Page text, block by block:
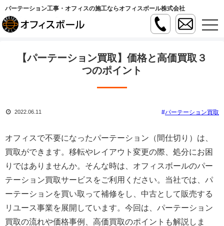
パーテーション工事・オフィスの施工ならオフィスボール株式会社
t
o
t
【パーテーション買取】価格と高価買取３
つのポイント
2022.06.11 パーテーション買取
オフィスで不要になったパーテーション（間仕切り）は、
買取ができます。移転やレイアウト変更の際、処分にお困
りではありませんか。そんな時は、オフィスボールのパー
テーション買取サービスをご利用ください。当社では、パ
ーテーションを買い取って補修をし、中古として販売する
リユース事業を展開しています。今回は、パーテーション
買取の流れや価格事例、高価買取のポイントも解説しま